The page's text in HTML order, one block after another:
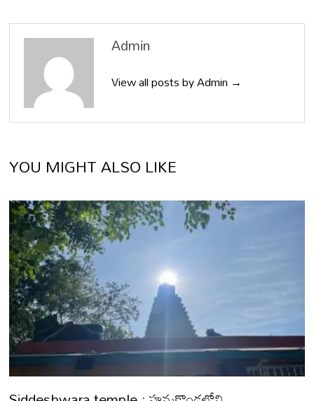
Admin
View all posts by Admin →
YOU MIGHT ALSO LIKE